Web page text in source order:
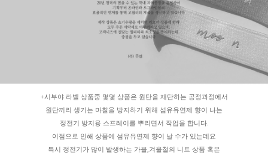
+시부야 라벨 상품중 몇몇 상품은 원단을 재단하는 공정과정에서
원단끼리 생기는 마찰을 방지하기 위해 섬유유연제 향이 나는
정전기 방지용 스프레이를 뿌리면서 작업을 합니다.
이점으로 인해 상품에 섬유유연제 향이 날 수가 있는데요
특시 정전기가 많이 발생하는 가을,겨울철의 니트 상품 혹은